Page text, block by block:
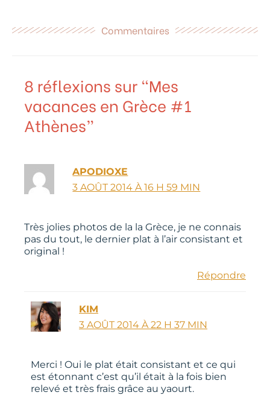
Commentaires
8 réflexions sur “Mes
vacances en Grèce #1
Athènes”
APODIOXE
3 AOÛT 2014 À 16 H 59 MIN
Très jolies photos de la la Grèce, je ne connais
pas du tout, le dernier plat à l’air consistant et
original !
Répondre
KIM
3 AOÛT 2014 À 22 H 37 MIN
Merci ! Oui le plat était consistant et ce qui
est étonnant c’est qu’il était à la fois bien
relevé et très frais grâce au yaourt.